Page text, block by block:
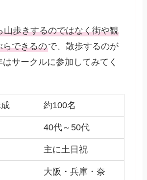
山歩きするのではなく街や観
らできるので、散歩するのが
サークルに参加してみてく
約100名
40代～50代
主に土日祝
大阪・兵庫・奈